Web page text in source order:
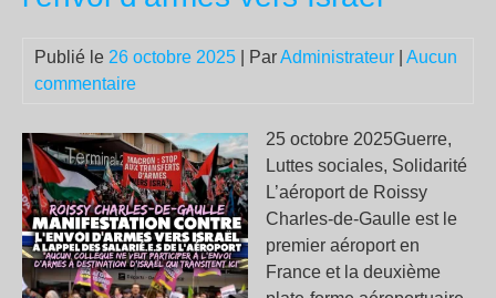
Publié le 26 octobre 2025 | ParAdministrateur
Aucun
commentaire
25 octobre 2025Guerre,
Luttes sociales, Solidarité
L’aéroport de Roissy
Charles-de-Gaulle est le
premier aéroport en
France et la deuxième